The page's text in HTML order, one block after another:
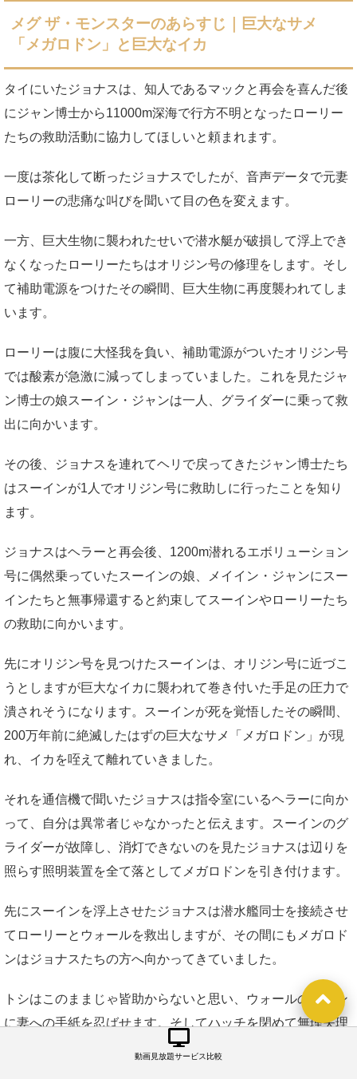
メグ ザ・モンスターのあらすじ｜巨大なサメ
「メガロドン」と巨大なイカ
タイにいたジョナスは、知人であるマックと再会を喜んだ後
にジャン博士から11000m深海で行方不明となったローリー
たちの救助活動に協力してほしいと頼まれます。
一度は茶化して断ったジョナスでしたが、音声データで元妻
ローリーの悲痛な叫びを聞いて目の色を変えます。
一方、巨大生物に襲われたせいで潜水艇が破損して浮上でき
なくなったローリーたちはオリジン号の修理をします。そし
て補助電源をつけたその瞬間、巨大生物に再度襲われてしま
います。
ローリーは腹に大怪我を負い、補助電源がついたオリジン号
では酸素が急激に減ってしまっていました。これを見たジャ
ン博士の娘スーイン・ジャンは一人、グライダーに乗って救
出に向かいます。
その後、ジョナスを連れてヘリで戻ってきたジャン博士たち
はスーインが1人でオリジン号に救助しに行ったことを知り
ます。
ジョナスはヘラーと再会後、1200m潜れるエボリューション
号に偶然乗っていたスーインの娘、メイイン・ジャンにスー
インたちと無事帰還すると約束してスーインやローリーたち
の救助に向かいます。
先にオリジン号を見つけたスーインは、オリジン号に近づこ
うとしますが巨大なイカに襲われて巻き付いた手足の圧力で
潰されそうになります。スーインが死を覚悟したその瞬間、
200万年前に絶滅したはずの巨大なサメ「メガロドン」が現
れ、イカを咥えて離れていきました。
それを通信機で聞いたジョナスは指令室にいるヘラーに向か
って、自分は異常者じゃなかったと伝えます。スーインのグ
ライダーが故障し、消灯できないのを見たジョナスは辺りを
照らす照明装置を全て落としてメガロドンを引き付けます。
先にスーインを浮上させたジョナスは潜水艦同士を接続させ
てローリーとウォールを救出しますが、その間にもメガロド
ンはジョナスたちの方へ向かってきていました。
トシはこのままじゃ皆助からないと思い、ウォールのズボン
に妻への手紙を忍ばせます。そしてハッチを閉めて無理矢理
切り離したトシは、そのままメガロドンに食べられてしまい
動画見放題サービス比較